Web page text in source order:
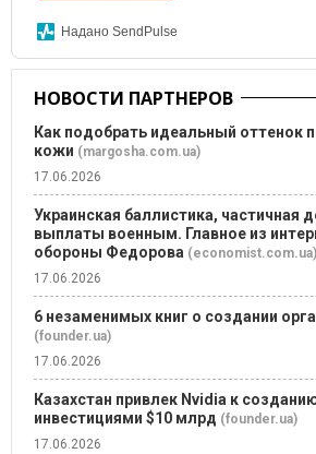
Надано SendPulse
НОВОСТИ ПАРТНЕРОВ
Как подобрать идеальный оттенок
кожи (margosha.com.ua)
17.06.2026
Украинская баллистика, частичная
выплаты военным. Главное из
обороны Федорова (economist.com.ua)
17.06.2026
6 незаменимых книг о создании
(founder.ua)
17.06.2026
Казахстан привлек Nvidia к
инвестициями $10 млрд (founder.ua)
17.06.2026